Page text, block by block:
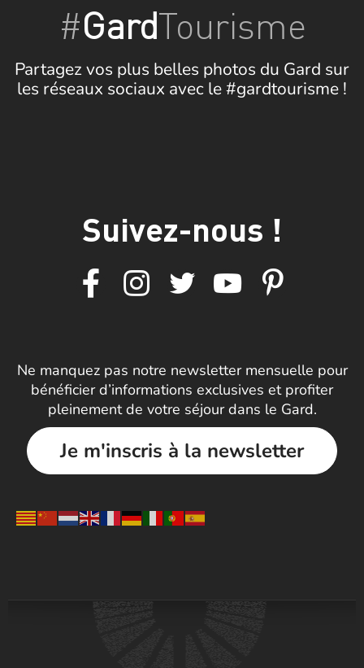
#GardTourisme
Partagez vos plus belles photos du Gard sur
les réseaux sociaux avec le #gardtourisme !
Suivez-nous !
Ne manquez pas notre newsletter mensuelle pour
bénéficier d’informations exclusives et profiter
pleinement de votre séjour dans le Gard.
Je m'inscris à la newsletter